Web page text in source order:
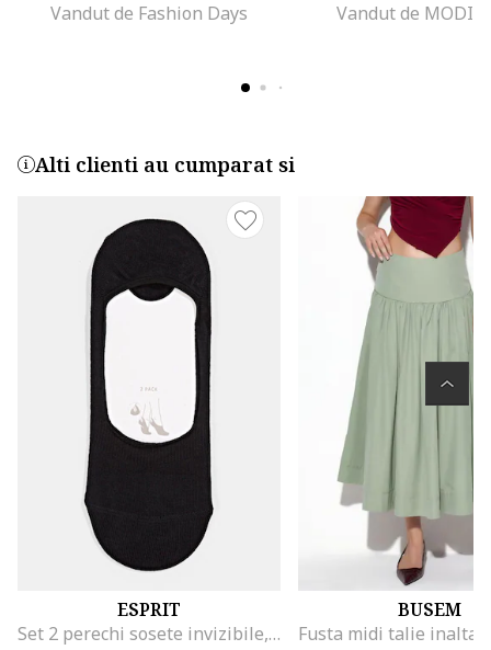
Vandut de Fashion Days
Vandut de
Alti clienti au cumparat si
ESPRIT
Set 2 perechi sosete invizibile, Negru
BUSEM